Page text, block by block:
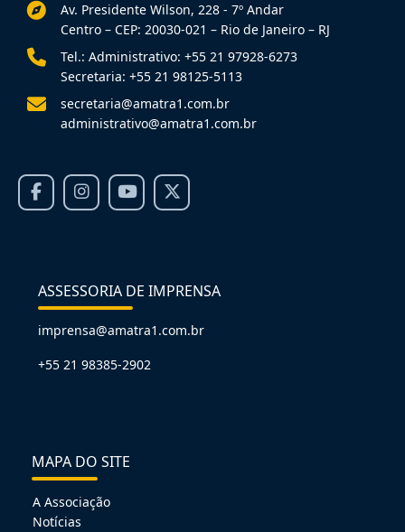
Av. Presidente Wilson, 228 - 7º Andar
Centro – CEP: 20030-021 – Rio de Janeiro – RJ
Tel.: Administrativo: +55 21 97928-6273
Secretaria: +55 21 98125-5113
secretaria@amatra1.com.br
administrativo@amatra1.com.br
ASSESSORIA DE IMPRENSA
imprensa@amatra1.com.br
+55 21 98385-2902
MAPA DO SITE
A Associação
Notícias